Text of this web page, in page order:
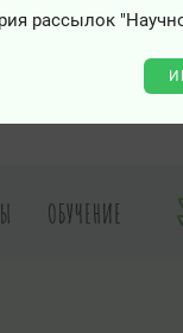
рассылок
ОБУЧЕНИЕ